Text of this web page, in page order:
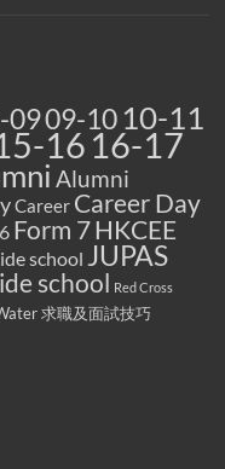
0909-10 10-11
16 16-17
Alumni
Career Career Day
Form 7HKCEE
school JUPAS
school Red Cross
求職及面試技巧